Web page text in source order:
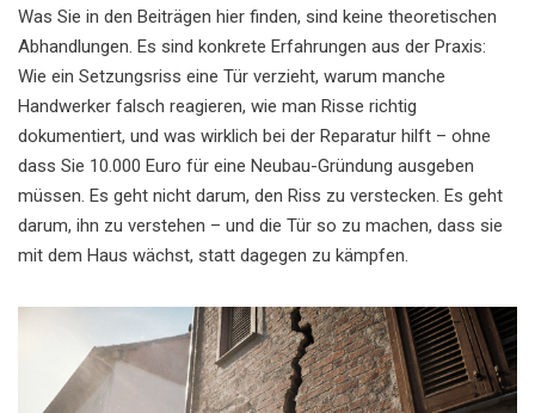
Was Sie in den Beiträgen hier finden, sind keine theoretischen
Abhandlungen. Es sind konkrete Erfahrungen aus der Praxis:
Wie ein Setzungsriss eine Tür verzieht, warum manche
Handwerker falsch reagieren, wie man Risse richtig
dokumentiert, und was wirklich bei der Reparatur hilft – ohne
dass Sie 10.000 Euro für eine Neubau-Gründung ausgeben
müssen. Es geht nicht darum, den Riss zu verstecken. Es geht
darum, ihn zu verstehen – und die Tür so zu machen, dass sie
mit dem Haus wächst, statt dagegen zu kämpfen.